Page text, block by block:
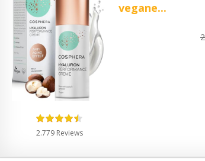
2.779 Reviews
vegane...